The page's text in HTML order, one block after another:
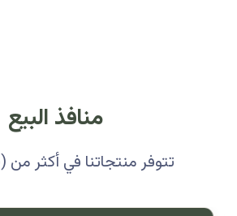
منافذ البيع
تتوفر منتجاتنا في أكثر من (16) مدينه